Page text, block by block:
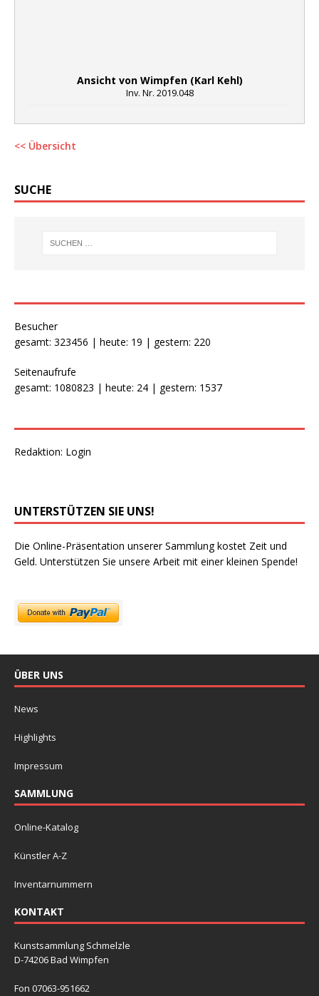
Ansicht von Wimpfen (Karl Kehl)
Inv. Nr. 2019.048
<< Übersicht
SUCHE
Besucher
gesamt: 323456 | heute: 19 | gestern: 220
Seitenaufrufe
gesamt: 1080823 | heute: 24 | gestern: 1537
Redaktion: Login
UNTERSTÜTZEN SIE UNS!
Die Online-Präsentation unserer Sammlung kostet Zeit und
Geld. Unterstützen Sie unsere Arbeit mit einer kleinen Spende!
ÜBER UNS
News
Highlights
Impressum
SAMMLUNG
Online-Katalog
Künstler A-Z
Inventarnummern
KONTAKT
Kunstsammlung Schmelzle
D-74206 Bad Wimpfen
Fon 07063-951662